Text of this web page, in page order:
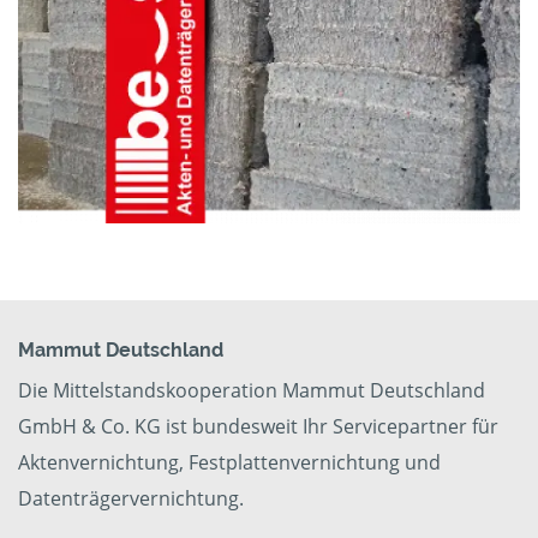
Mammut Deutschland
Die Mittelstandskooperation Mammut Deutschland
GmbH & Co. KG ist bundesweit Ihr Servicepartner für
Aktenvernichtung, Festplattenvernichtung und
Datenträgervernichtung.